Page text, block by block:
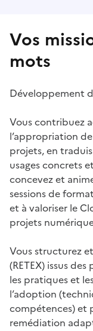
Vos
mots
Développement
Vous contribuez
l’appropriation
projets, en
usages concrets
concevez et
sessions de
et à valoriser le
projets
Vous structurez
(RETEX) issus
les pratiques et
l’adoption
compétences) et
remédiation